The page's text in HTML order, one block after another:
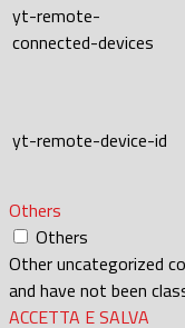
yt-remote-
connected-devices
yt-remote-device-id
Others
Others
Other uncategorized
and have not been
ACCETTA E SALVA